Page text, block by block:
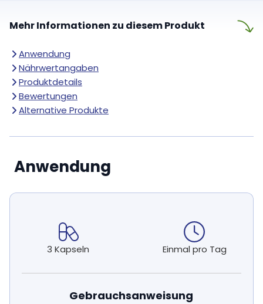
Mehr Informationen zu diesem Produkt
Anwendung
Nährwertangaben
Produktdetails
Bewertungen
Alternative Produkte
Anwendung
3 Kapseln Einmal pro Tag
Gebrauchsanweisung